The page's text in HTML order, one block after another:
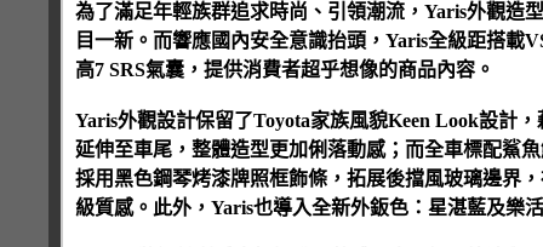
為了滿足年輕族群追求時尚、引領潮流，Yaris外觀造
目一新。而響應國內安全意識抬頭，Yaris全級距搭
高7 SRS氣囊，提供消費者超乎想像的商品內容。
Yaris外觀設計保留了Toyota家族風貌Keen Look設計
延伸至車尾，整體造型更加俐落動感；而全車標配鯊
採用黑色鋼琴烤漆牌照框飾條，拓展後擋風玻璃邊界
級質感。此外，Yaris也導入全新外鈑色：星湛藍及樂